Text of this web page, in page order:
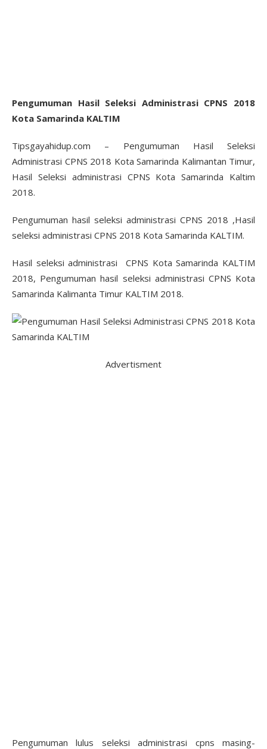
Pengumuman Hasil Seleksi Administrasi CPNS 2018
Kota Samarinda KALTIM
Tipsgayahidup.com – Pengumuman Hasil Seleksi
Administrasi CPNS 2018 Kota Samarinda Kalimantan Timur,
Hasil Seleksi administrasi CPNS Kota Samarinda Kaltim
2018.
Pengumuman hasil seleksi administrasi CPNS 2018 ,Hasil
seleksi administrasi CPNS 2018 Kota Samarinda KALTIM.
Hasil seleksi administrasi CPNS Kota Samarinda KALTIM
2018, Pengumuman hasil seleksi administrasi CPNS Kota
Samarinda Kalimanta Timur KALTIM 2018.
Advertisment
Pengumuman lulus seleksi administrasi cpns masing-